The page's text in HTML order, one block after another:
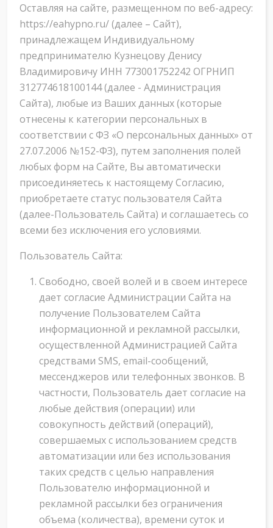
Оставляя на сайте, размещенном по веб-адресу:
https://eahypno.ru/ (далее – Сайт),
принадлежащем Индивидуальному
предпринимателю Кузнецову Денису
Владимировичу ИНН 773001752242 ОГРНИП
312774618100144 (далее - Администрация
Сайта), любые из Ваших данных (которые
отнесены к категории персональных в
соответствии с ФЗ «О персональных данных» от
27.07.2006 №152-ФЗ), путем заполнения полей
любых форм на Сайте, Вы автоматически
присоединяетесь к настоящему Согласию,
приобретаете статус пользователя Сайта
(далее-Пользователь Сайта) и соглашаетесь со
всеми без исключения его условиями.
Пользователь Сайта:
Свободно, своей волей и в своем интересе
дает согласие Администрации Сайта на
получение Пользователем Сайта
информационной и рекламной рассылки,
осуществленной Администрацией Сайта
средствами SMS, еmail-сообщений,
мессенджеров или телефонных звонков. В
частности, Пользователь дает согласие на
любые действия (операции) или
совокупность действий (операций),
совершаемых с использованием средств
автоматизации или без использования
таких средств с целью направления
Пользователю информационной и
рекламной рассылки без ограничения
объема (количества), времени суток и